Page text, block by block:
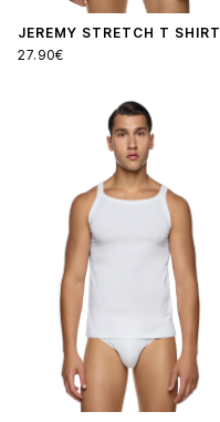
JEREMY STRETCH T SHIRT
27.90€